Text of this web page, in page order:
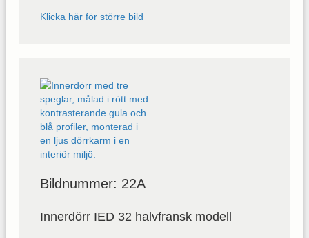
Klicka här för större bild
Bildnummer: 22A
Innerdörr IED 32 halvfransk modell